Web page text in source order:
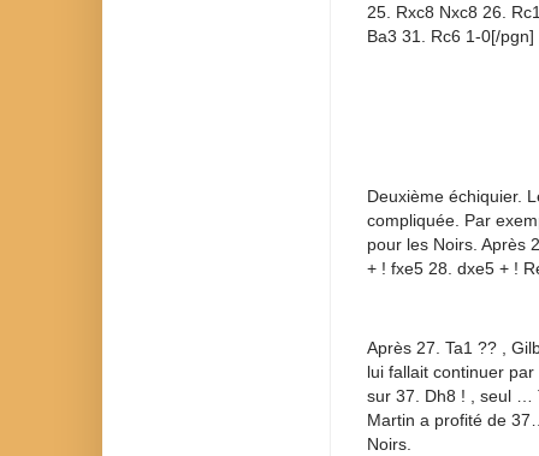
25. Rxc8 Nxc8 26.
Ba3 31. Rc6 1-0[/
Deuxième échiquier.
compliquée. Par
pour les Noirs. Après
+ ! fxe5 28. dxe5 + !
Après 27. Ta1 ?? ,
lui fallait continuer
sur 37. Dh8 ! , seul …
Martin a profité de
Noirs.